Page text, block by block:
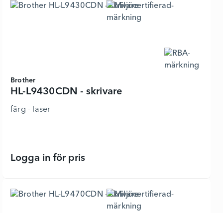
Brother
HL-L9430CDN - skrivare
färg - laser
Logga in för prisHL-L9430CDN - skrivare - 7449577